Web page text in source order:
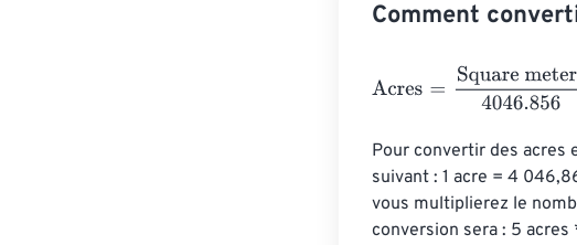
Comment
Acres Square meters
Pour convertir des acres
suivant : 1 acre = 4
vous multiplierez le
conversion sera : 5